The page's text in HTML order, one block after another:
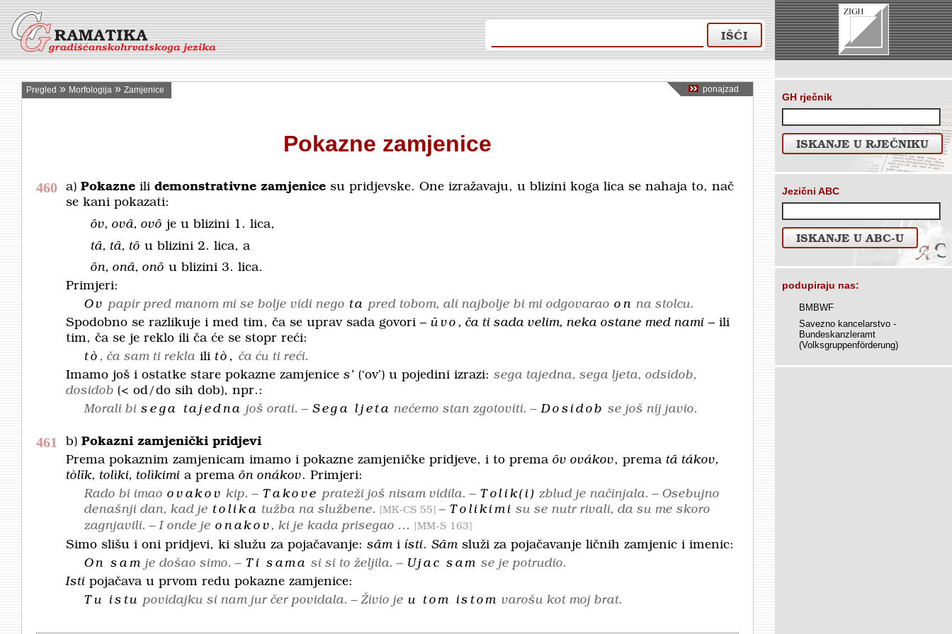
IŠĆI
Pregled » Morfologija » Zamjenice ponajzad
Pokazne zamjenice
460 a) Pokazne ili demonstrativne zamjenice su pridjevske. One izra­ža­vaju, u blizini koga lica se nahaja to, nač
se kani pokazati:
ȏv, ovȃ, ovȏ je u blizini 1. lica,
tȃ, tȃ, tȏ u blizini 2. lica, a
ȏn, onȃ, onȏ u blizini 3. lica.
Primjeri:
Ov papir pred manom mi se bolje vidi nego ta pred tobom, ali najbolje bi mi odgovarao on na stolcu.
Spodobno se razlikuje i med tim, ča se uprav sada govori – ūvo , ča ti sada velim, neka ostane med nami– ili
tim, ča se je reklo ili ča će se stopr reći:
tò , ča sam ti reklaili tò, ča ću ti reći.
Imamo još i ostatke stare pokazne zamjenice s’ (‘ov’) u pojedini izrazi: sega tajedna, sega ljeta, odsidob,
dosidob (< od/do sih dob), npr.:
Morali bi sega tajedna još orati. – Sega ljeta nećemo stan zgotoviti. – Dosidob se još nij javio.
461 b) Pokazni zamjenički pridjevi
Prema pokaznim zamjenicam imamo i pokazne zamjeničke pridjeve, i to prema ȏv ovákov, prema tȃ tákov,
tòlīk, tolìki, tolìkimi a prema ȏn onákov. Primjeri:
Rado bi imao ovakov kip. – Takove prateži još nisam vidila. – Tolik(i) zblud je načinjala. – Osebujno
denašnji dan, kad je tolika tužba na službene. MK-CS 55 – Tolikimi su se nutr rivali, da su me skoro
zagnjavili. – I onde je onakov , ki je kada prisegao … MM-S 163
Simo slišu i oni pridjevi, ki služu za pojačavanje: sȃm i ísti. Sȃm služi za pojačavanje ličnih zamjenic i imenic:
On sam je došao simo. – Ti sama si si to željila. – Ujac sam se je potrudio.
Isti pojačava u prvom redu pokazne zamjenice:
Tu istu povidajku si nam jur čer povidala. – Živio je u tom istom varošu kot moj brat.
GH rječnik
ISKANJE U RJEČNIKU
Jezični ABC
ISKANJE U ABC-U
podupiraju nas:
BMBWF
Savezno kancelarstvo -
Bundeskanzleramt
(Volksgruppenförderung)